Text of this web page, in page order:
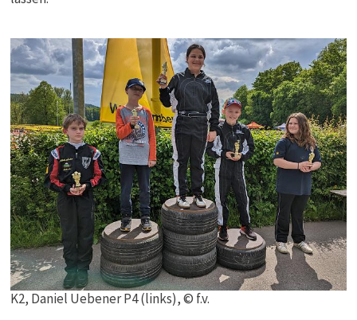
K2, Daniel Uebener P4 (links), © f.v.